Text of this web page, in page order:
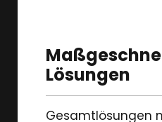
Lösungen
Gesamtlösungen